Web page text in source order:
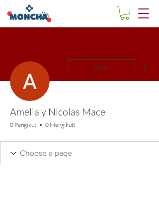
Ikuti
Amelia y Nicolas Mace
0 Pengikut 0 Mengikuti